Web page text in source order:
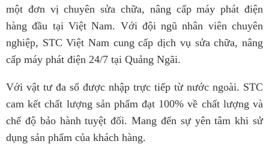
một đơn vị chuyên sửa chữa, nâng cấp máy phát điện
hàng đầu tại Việt Nam. Với đội ngũ nhân viên chuyên
nghiệp, STC Việt Nam cung cấp dịch vụ sửa chữa, nâng
cấp máy phát điện 24/7 tại Quảng Ngãi.
Với vật tư đa số được nhập trực tiếp từ nước ngoài. STC
cam kết chất lượng sản phẩm đạt 100% về chất lượng và
chế độ bảo hành tuyệt đối. Mang đến sự yên tâm khi sử
dụng sản phẩm của khách hàng.